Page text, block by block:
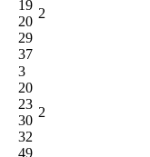
19
20
29
37
2
3
20
23
30
32
49
2